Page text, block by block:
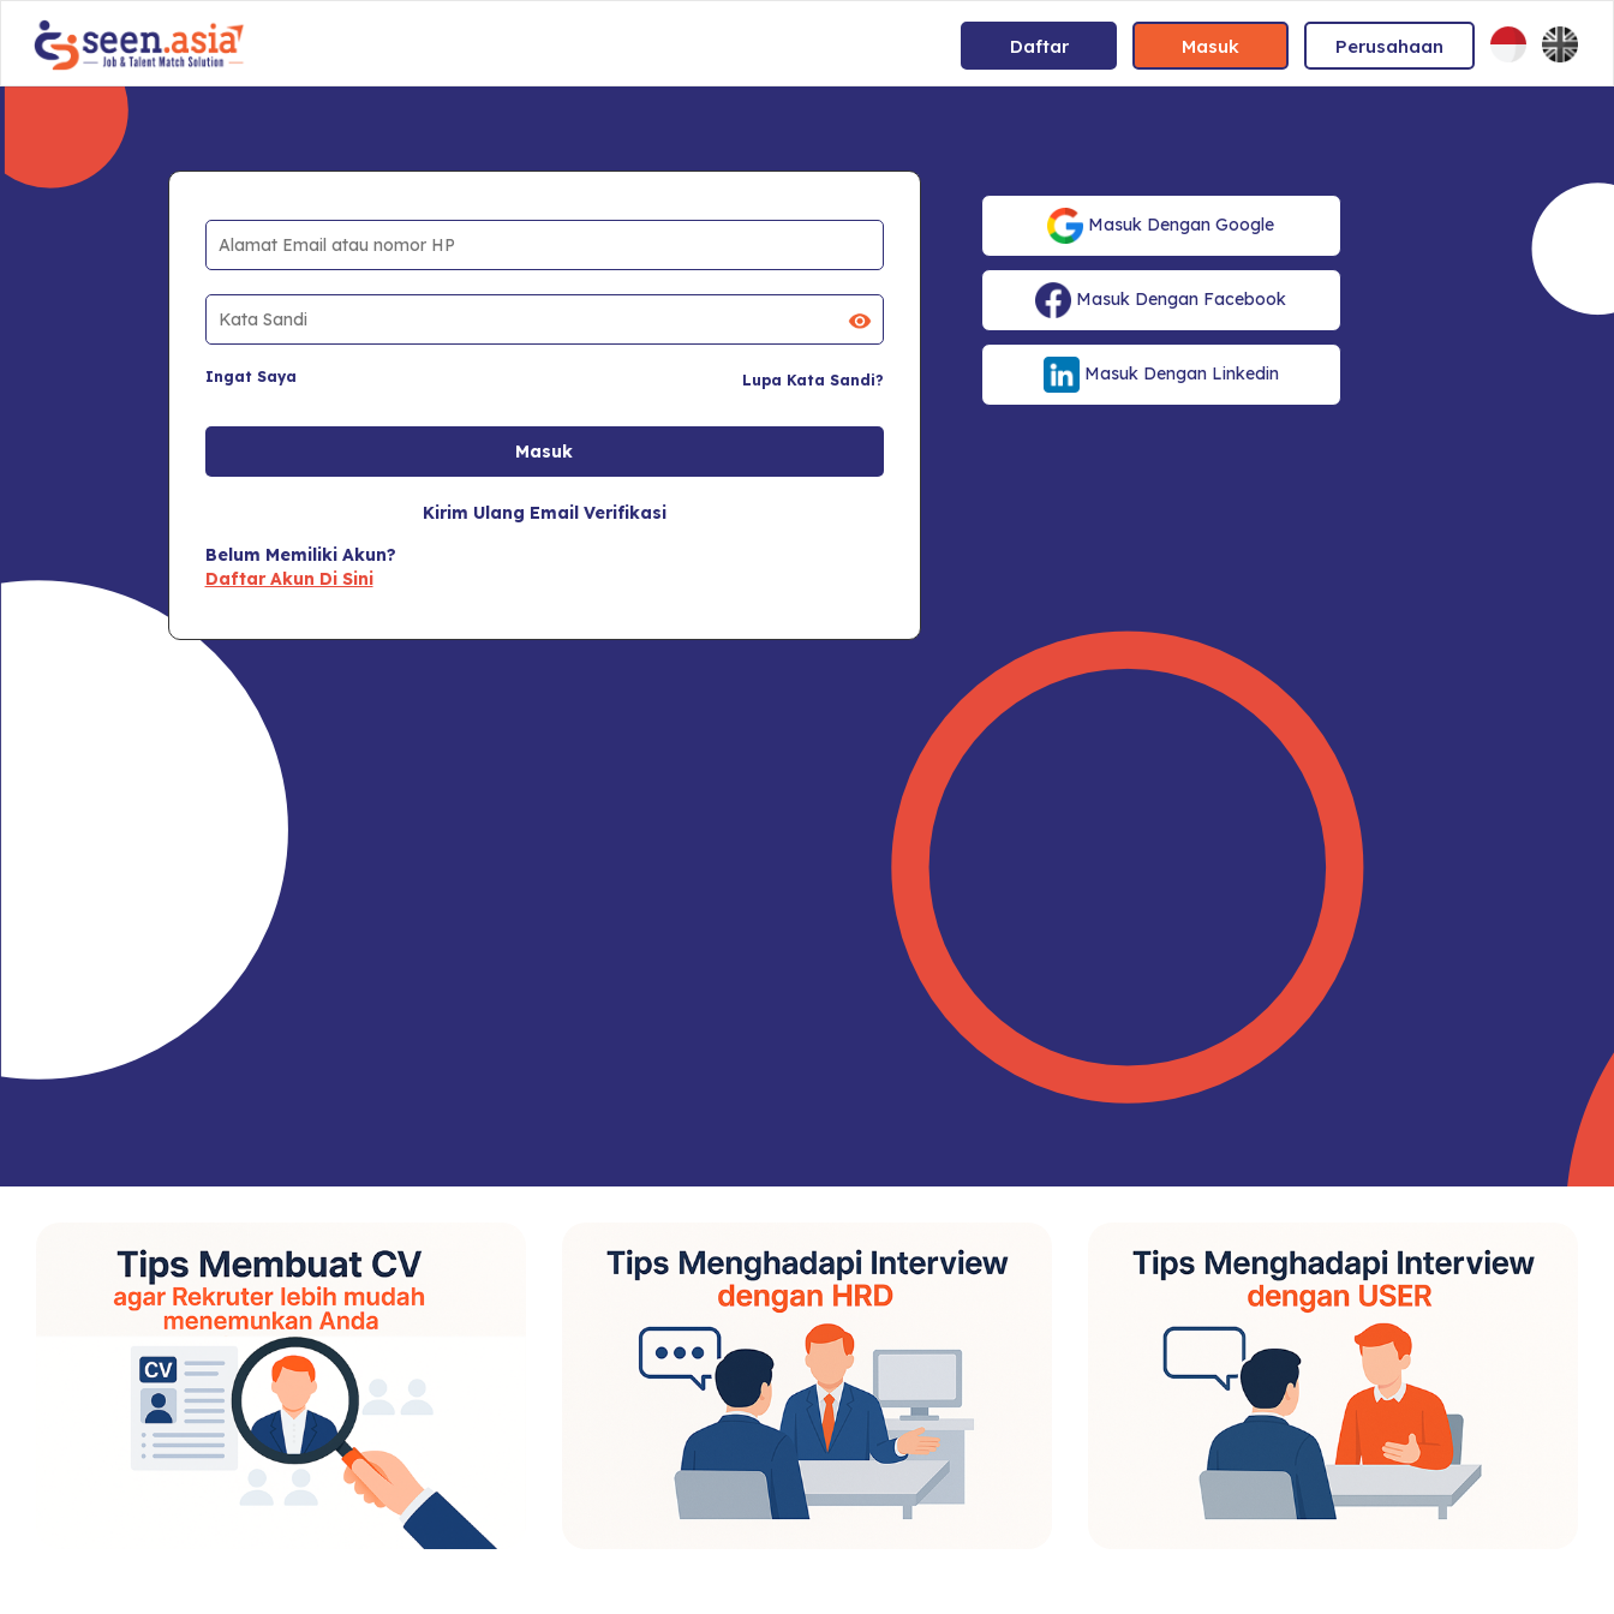
Daftar Masuk Perusahaan
Ingat Saya Lupa Kata Sandi?
Kirim Ulang Email Verifikasi
Belum Memiliki Akun?
Daftar Akun Di Sini
Masuk Dengan Google
Masuk Dengan Facebook
Masuk Dengan Linkedin